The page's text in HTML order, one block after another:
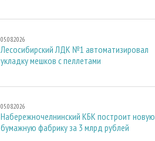
05.08.2026
Лесосибирский ЛДК №1 автоматизировал
укладку мешков с пеллетами
05.08.2026
Набережночелнинский КБК построит новую
бумажную фабрику за 3 млрд рублей